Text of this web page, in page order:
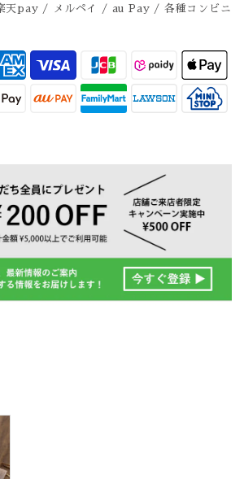
pay / メルペイ / au Pay / 各種コンビニ